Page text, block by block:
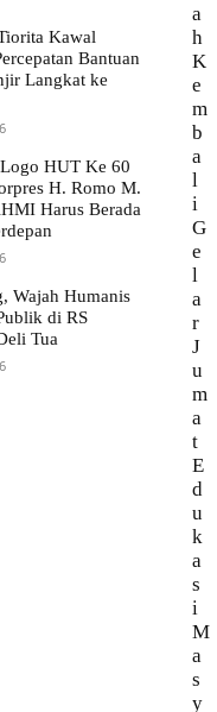
Kawal
Bantuan
Langkat ke
HUT Ke 60
H. Romo M.
Harus Berada
Wajah Humanis
di RS
Tua
a
h
K
e
m
b
a
l
i
G
e
l
a
r
J
u
m
a
t
E
d
u
k
a
s
i
M
a
s
y